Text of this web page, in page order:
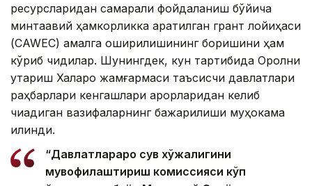
ресурсларидан самарали фойдаланиш бўйича
минтақавий ҳамкорликка қаратилган грант лойиҳаси
(CAWEC) амалга оширилишининг боришини ҳам
кўриб чиқдилар. Шунингдек, кун тартибида Оролни
қутқариш Халқаро жамғармаси таъсисчи давлатлари
раҳбарлари кенгашлари қарорларидан келиб
чиқадиган вазифаларнинг бажарилиши муҳокама
қилинди.
“Давлатлараро сув хўжалигини
мувофиқлаштириш комиссияси кўп